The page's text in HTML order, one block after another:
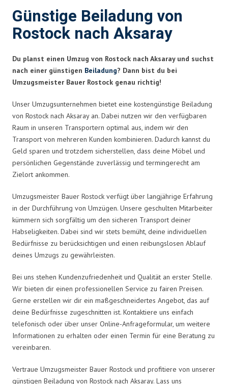
Günstige Beiladung von
Rostock nach Aksaray
Du planst einen Umzug von Rostock nach Aksaray und suchst
nach einer günstigen Beiladung? Dann bist du bei
Umzugsmeister Bauer Rostock genau richtig!
Unser Umzugsunternehmen bietet eine kostengünstige Beiladung
von Rostock nach Aksaray an. Dabei nutzen wir den verfügbaren
Raum in unseren Transportern optimal aus, indem wir den
Transport von mehreren Kunden kombinieren. Dadurch kannst du
Geld sparen und trotzdem sicherstellen, dass deine Möbel und
persönlichen Gegenstände zuverlässig und termingerecht am
Zielort ankommen.
Umzugsmeister Bauer Rostock verfügt über langjährige Erfahrung
in der Durchführung von Umzügen. Unsere geschulten Mitarbeiter
kümmern sich sorgfältig um den sicheren Transport deiner
Habseligkeiten. Dabei sind wir stets bemüht, deine individuellen
Bedürfnisse zu berücksichtigen und einen reibungslosen Ablauf
deines Umzugs zu gewährleisten.
Bei uns stehen Kundenzufriedenheit und Qualität an erster Stelle.
Wir bieten dir einen professionellen Service zu fairen Preisen.
Gerne erstellen wir dir ein maßgeschneidertes Angebot, das auf
deine Bedürfnisse zugeschnitten ist. Kontaktiere uns einfach
telefonisch oder über unser Online-Anfrageformular, um weitere
Informationen zu erhalten oder einen Termin für eine Beratung zu
vereinbaren.
Vertraue Umzugsmeister Bauer Rostock und profitiere von unserer
günstigen Beiladung von Rostock nach Aksaray. Lass uns